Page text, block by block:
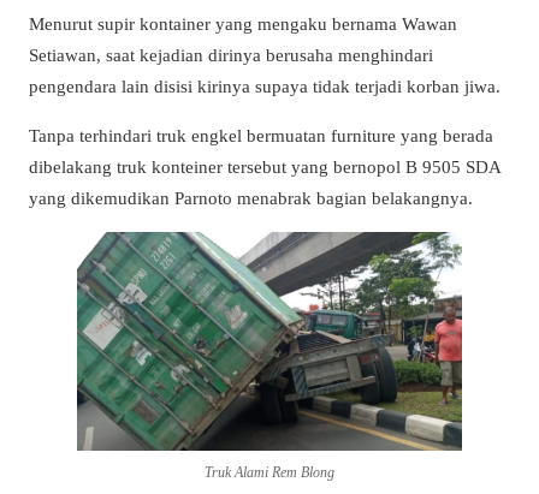
Menurut supir kontainer yang mengaku bernama Wawan
Setiawan, saat kejadian dirinya berusaha menghindari
pengendara lain disisi kirinya supaya tidak terjadi korban jiwa.
Tanpa terhindari truk engkel bermuatan furniture yang berada
dibelakang truk konteiner tersebut yang bernopol B 9505 SDA
yang dikemudikan Parnoto menabrak bagian belakangnya.
Truk Alami Rem Blong